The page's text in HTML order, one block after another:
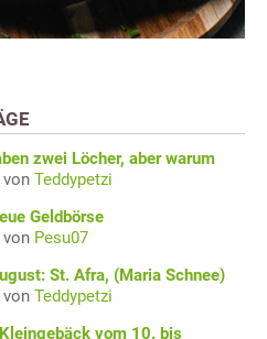
zwei Löcher, aber warum
von Teddypetzi
Geldbörse
von Pesu07
St. Afra, (Maria Schnee)
von Teddypetzi
vom 10. bis